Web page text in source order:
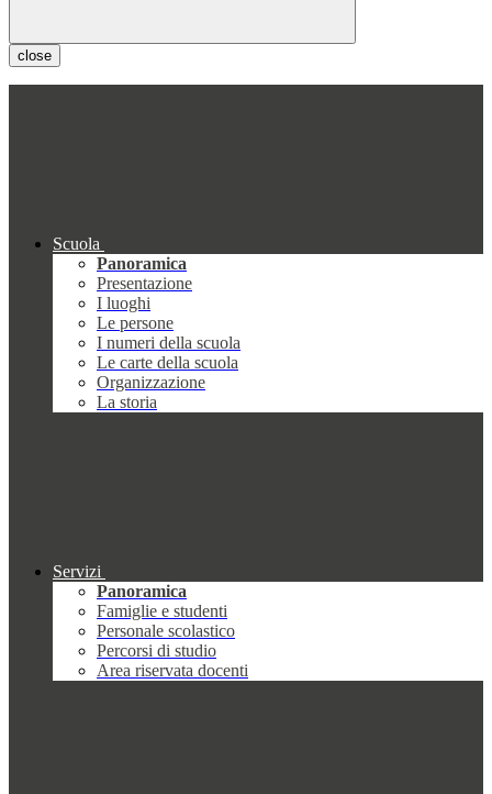
close
Scuola
Panoramica
Presentazione
I luoghi
Le persone
I numeri della scuola
Le carte della scuola
Organizzazione
La storia
Servizi
Panoramica
Famiglie e studenti
Personale scolastico
Percorsi di studio
Area riservata docenti